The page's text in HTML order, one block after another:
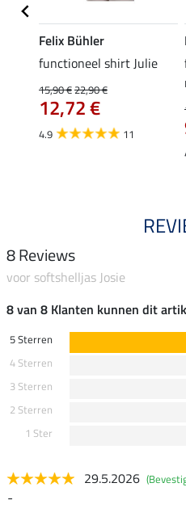
Felix Bühler
functioneel shirt Julie
15,90 €22,90 €
12,72 €
4.9 11
8 Reviews
voor softshelljas Josie
8 van 8 Klanten kunnen dit
5 Sterren
4 Sterren
3 Sterren
2 Sterren
1 Ster
29.5.2026
-